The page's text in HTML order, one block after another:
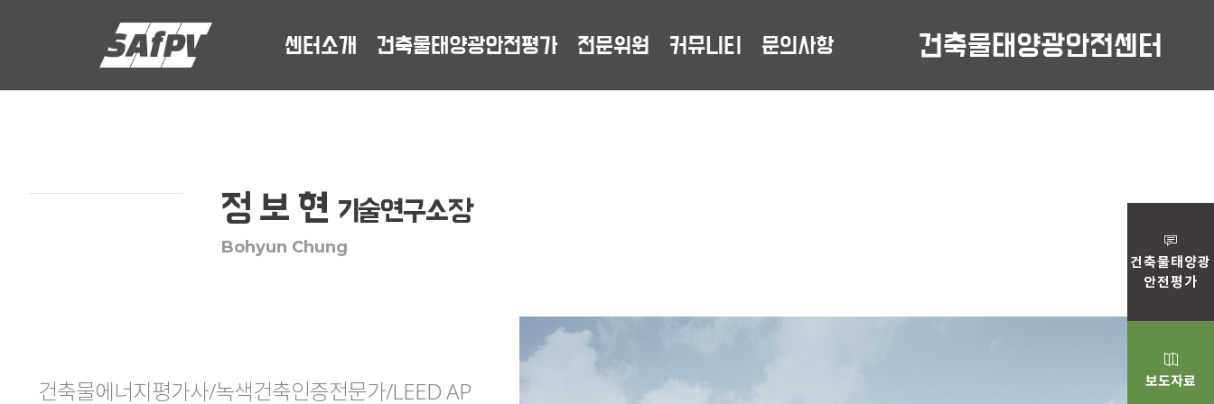
센터소개 건축물태양광안전평가 전문위원 커뮤니티 문의사항 건축물태양광안전센터
정 보 현 기술연구소장
Bohyun Chung
건축물에너지평가사/녹색건축인증전문가/LEED AP
건축물태양광
안전평가
보도자료